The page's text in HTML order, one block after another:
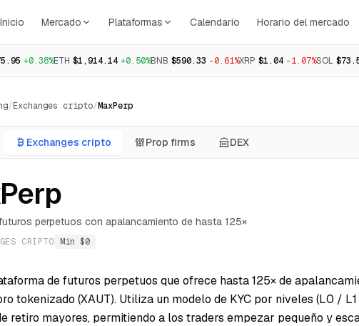
Inicio Mercado Plataformas Calendario Horario del mercado
+0.38%ETH $1,914.14 +0.50%BNB $590.33 -0.61%XRP $1.04 -1.07%SOL
/Exchanges cripto/MaxPerp
Exchanges cripto Prop firms DEX
perpetuos con apalancamiento de hasta 125×
CRIPTO Min $0
de futuros perpetuos que ofrece hasta 125× de
tokenizado (XAUT). Utiliza un modelo de KYC por niveles (L0 /
retiro mayores, permitiendo a los traders empezar pequeño y